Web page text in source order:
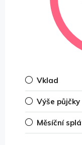
Vklad
Výše půjčky
Měsíční